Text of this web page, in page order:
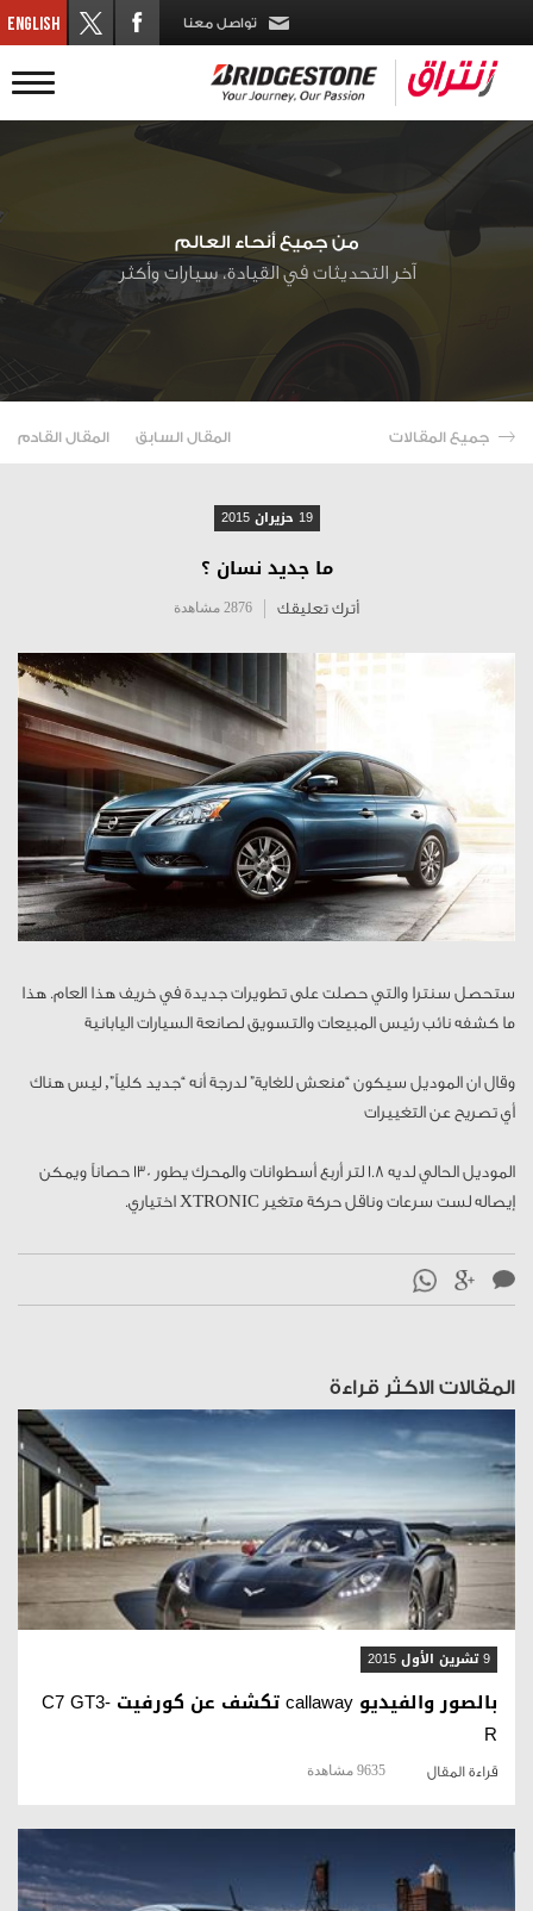
تواصل معنا
من جميع أنحاء العالم
آخر التحديثات في القيادة، سيارات وأكثر
جميع المقالات المقال السابق المقال القادم
19 حزيران 2015
ما جديد نسان ؟
أترك تعليقك 2876 مشاهدة
ستحصل سنترا والتي حصلت على تطويرات جديدة في خريف هذا العام. هذا
ما كشفه نائب رئيس المبيعات والتسويق لصانعة السيارات اليابانية
وقال ان الموديل سيكون “منعش للغاية” لدرجة أنه “جديد كلياً”, ليس هناك
أي تصريح عن التغييرات
الموديل الحالي لديه 1.8 لتر أربع أسطوانات والمحرك يطور 130 حصاناً ويمكن
إيصاله لست سرعات وناقل حركة متغير XTRONIC اختياري.
المقالات الاكثر قراءة
قراءة المقال
9 تشرين الأول 2015
بالصور والفيديو callaway تكشف عن كورفيت C7 GT3-
R
قراءة المقال 9635 مشاهدة